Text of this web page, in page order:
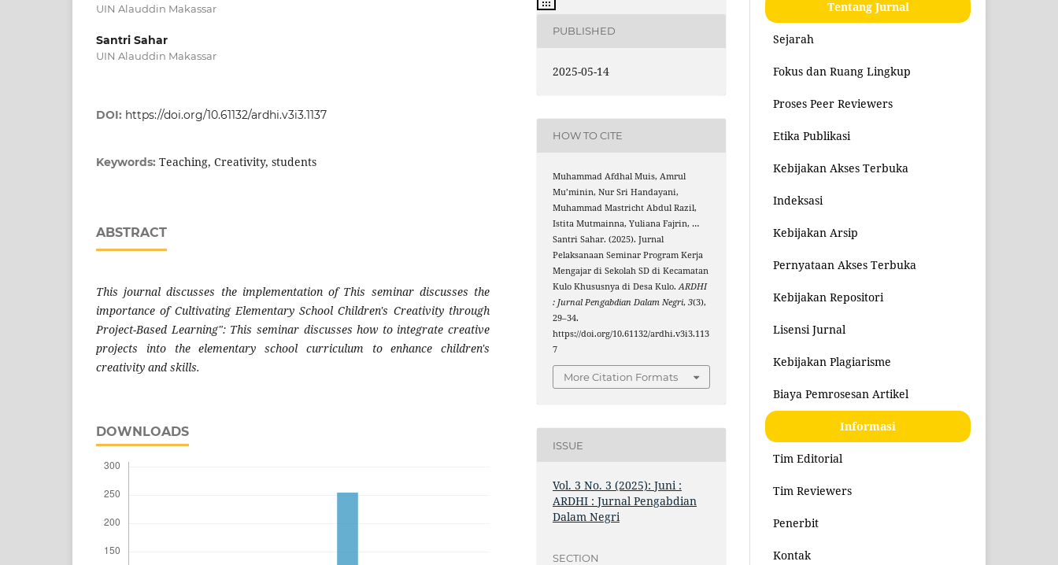
UIN Alauddin Makassar
Santri Sahar
UIN Alauddin Makassar
DOI: https://doi.org/10.61132/ardhi.v3i3.1137
Keywords: Teaching, Creativity, students
ABSTRACT
This journal discusses the implementation of This seminar discusses the
importance of Cultivating Elementary School Children's Creativity through
Project-Based Learning": This seminar discusses how to integrate creative
projects into the elementary school curriculum to enhance children's
creativity and skills.
DOWNLOADS
PUBLISHED
2025-05-14
HOW TO CITE
Muhammad Afdhal Muis, Amrul
Mu’minin, Nur Sri Handayani,
Muhammad Mastricht Abdul Razil,
Istita Mutmainna, Yuliana Fajrin, …
Santri Sahar. (2025). Jurnal
Pelaksanaan Seminar Program Kerja
Mengajar di Sekolah SD di Kecamatan
Kulo Khususnya di Desa Kulo.ARDHI
: Jurnal Pengabdian Dalam Negri,3(3),
29–34.
https://doi.org/10.61132/ardhi.v3i3.113
7
More Citation Formats
ISSUE
Vol. 3 No. 3 (2025): Juni :
ARDHI : Jurnal Pengabdian
Dalam Negri
SECTION
Tentang Jurnal
Sejarah
Fokus dan Ruang Lingkup
Proses Peer Reviewers
Etika Publikasi
Kebijakan Akses Terbuka
Indeksasi
Kebijakan Arsip
Pernyataan Akses Terbuka
Kebijakan Repositori
Lisensi Jurnal
Kebijakan Plagiarisme
Biaya Pemrosesan Artikel
Informasi
Tim Editorial
Tim Reviewers
Penerbit
Kontak